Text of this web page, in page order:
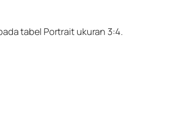
tabel Portrait ukuran 3:4.